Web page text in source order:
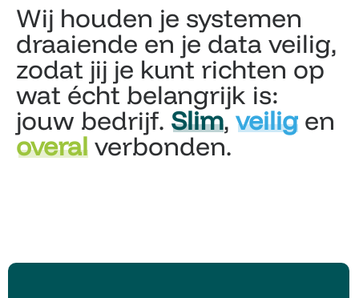
Wij houden je systemen
draaiende en je data veilig,
zodat jij je kunt richten op
wat écht belangrijk is:
jouw bedrijf. Slim,veilig en
overal verbonden.